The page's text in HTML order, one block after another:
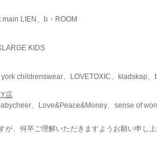
LIEN、b・ROOM
KIDS
childrenswear、LOVETOXIC、kladskap
店
、Love&Peace&Money、sense of
、何卒ご理解いただきますようお願い申し上